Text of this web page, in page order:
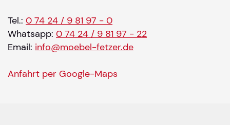
Tel.: 0 74 24 / 9 81 97 - 0
Whatsapp: 0 74 24 / 9 81 97 - 22
Email: info@moebel-fetzer.de
Anfahrt per Google-Maps